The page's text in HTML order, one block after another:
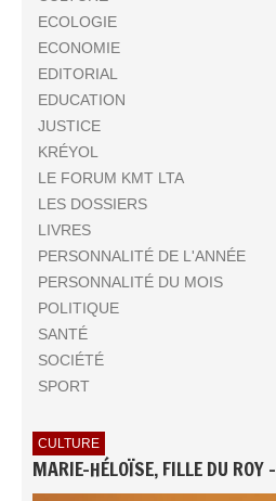
ECOLOGIE
ECONOMIE
EDITORIAL
EDUCATION
JUSTICE
KRÉYOL
LE FORUM KMT LTA
LES DOSSIERS
LIVRES
PERSONNALITÉ DE L'ANNÉE
PERSONNALITÉ DU MOIS
POLITIQUE
SANTÉ
SOCIÉTÉ
SPORT
CULTURE
MARIE-HÉLOÏSE, FILLE DU